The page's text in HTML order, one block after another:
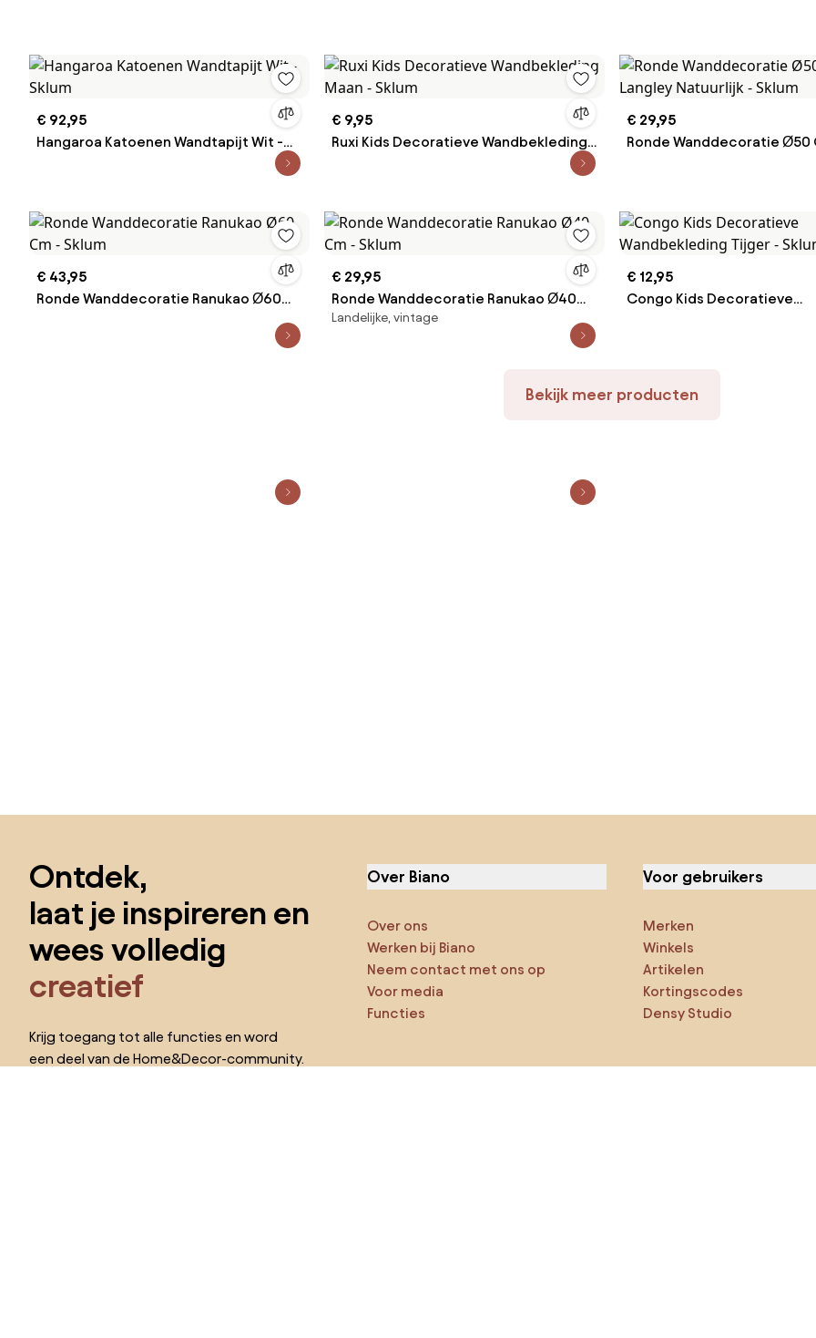
€ 92,95
Hangaroa Katoenen Wandtapijt Wit -
€ 9,95
Ruxi Kids Decoratieve Wandbekleding
€ 29,95
Ronde Wanddecoratie Ø50
€ 43,95
Ronde Wanddecoratie Ranukao Ø60
€ 29,95
Ronde Wanddecoratie Ranukao Ø40
Cm - Sklum
Landelijke, vintage
€ 12,95
Congo Kids Decoratieve
Bekijk meer producten
Ontdek,
laat je inspireren en
wees volledig
creatief
Krijg toegang tot alle functies en word
een deel van de Home&Decor-community.
Over Biano
Over ons
Werken bij Biano
Neem contact met ons op
Voor media
Functies
Voor gebruikers
Merken
Winkels
Artikelen
Kortingscodes
Densy Studio